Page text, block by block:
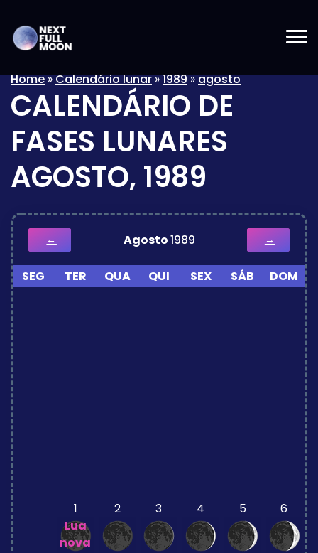
Home»Calendário lunar»1989»agosto
CALENDÁRIO DE
FASES LUNARES
AGOSTO, 1989
← Agosto1989 →
SEG TER QUA QUI SEX SÁB DOM
1
Lua
nova
2 3 4 5 6